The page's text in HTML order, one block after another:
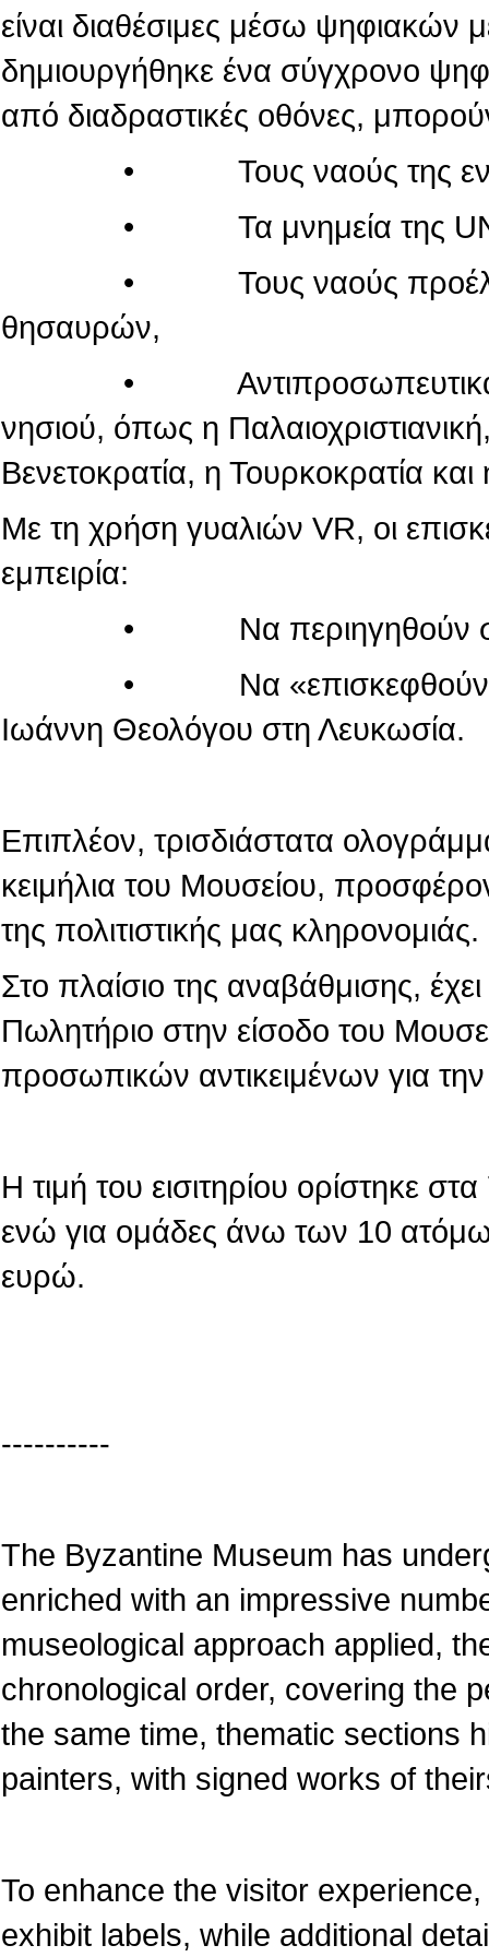
είναι διαθέσιμες μέσω
δημιουργήθηκε ένα σύγχρονο
από διαδραστικές οθόνες,
• Τους ναούς της εντός
• Τα μνημεία της
• Τους ναούς
θησαυρών,
• Αντιπροσωπευτικά
νησιού, όπως η
Βενετοκρατία, η Τουρκοκρατία
Με τη χρήση γυαλιών VR, οι
εμπειρία:
• Να περιηγηθούν στον
• Να «επισκεφθούν» τον
Ιωάννη Θεολόγου στη Λευκωσία.
Επιπλέον, τρισδιάστατα
κειμήλια του Μουσείου,
της πολιτιστικής μας κληρονομιάς.
Στο πλαίσιο της αναβάθμισης,
Πωλητήριο στην είσοδο του
προσωπικών αντικειμένων για
Η τιμή του εισιτηρίου ορίστηκε
ενώ για ομάδες άνω των 10
ευρώ.
----------
The Byzantine Museum has
enriched with an impressive
museological approach applied,
chronological order, covering the
the same time, thematic sections
painters, with signed works of
To enhance the visitor
exhibit labels, while additional